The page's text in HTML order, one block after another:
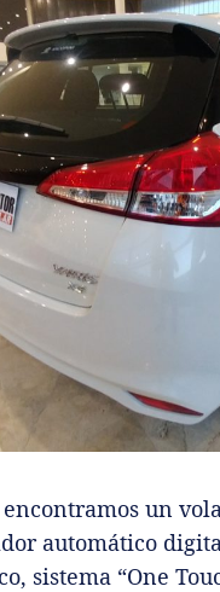
un
automático
sistema “One